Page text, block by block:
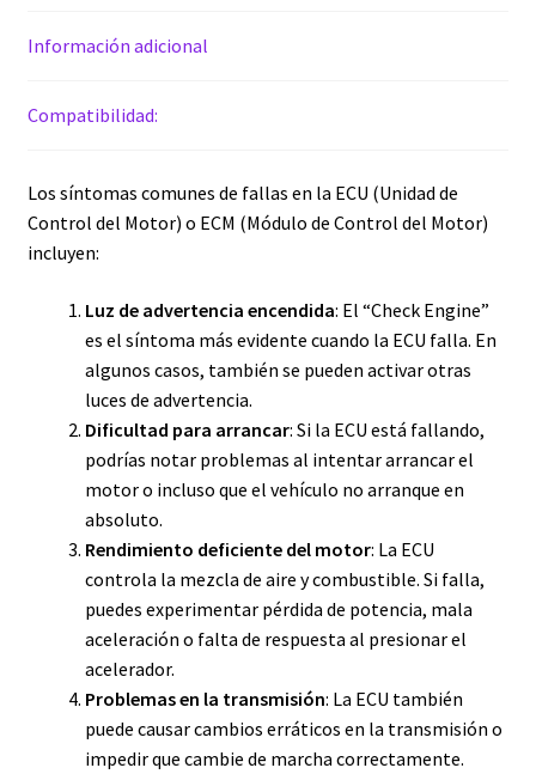
Información adicional
Compatibilidad:
Los síntomas comunes de fallas en la ECU (Unidad de
Control del Motor) o ECM (Módulo de Control del Motor)
incluyen:
Luz de advertencia encendida: El “Check Engine”
es el síntoma más evidente cuando la ECU falla. En
algunos casos, también se pueden activar otras
luces de advertencia.
Dificultad para arrancar: Si la ECU está fallando,
podrías notar problemas al intentar arrancar el
motor o incluso que el vehículo no arranque en
absoluto.
Rendimiento deficiente del motor: La ECU
controla la mezcla de aire y combustible. Si falla,
puedes experimentar pérdida de potencia, mala
aceleración o falta de respuesta al presionar el
acelerador.
Problemas en la transmisión: La ECU también
puede causar cambios erráticos en la transmisión o
impedir que cambie de marcha correctamente.